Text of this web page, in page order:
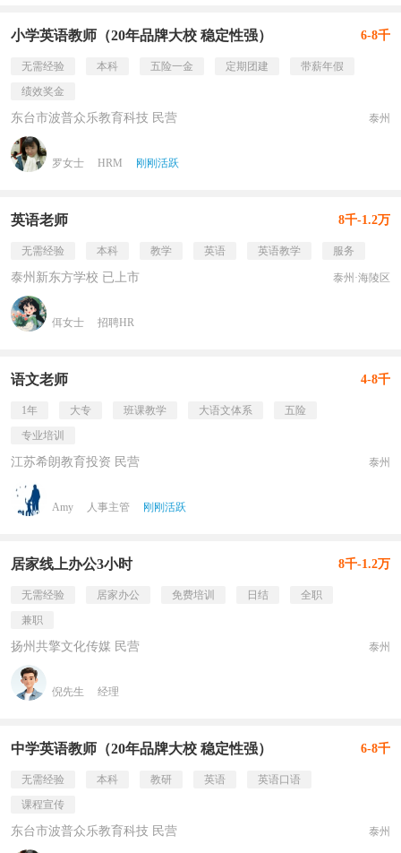
小学英语教师（20年品牌大校 稳定性强） 6-8千
无需经验 本科 五险一金 定期团建
带薪年假
绩效奖金
东台市波普众乐教育科技 民营 泰州
罗女士 HRM 刚刚活跃
英语老师 8千-1.2万
无需经验 本科 教学 英语 英语教学 服务
泰州新东方学校 已上市 泰州·海陵区
佴女士 招聘HR
语文老师 4-8千
1年 大专 班课教学 大语文体系
五险
专业培训
江苏希朗教育投资 民营 泰州
Amy 人事主管 刚刚活跃
居家线上办公3小时 8千-1.2万
无需经验 居家办公 免费培训 日结
全职
兼职
扬州共擎文化传媒 民营 泰州
倪先生 经理
中学英语教师（20年品牌大校 稳定性强） 6-8千
无需经验 本科 教研 英语
英语口语
课程宣传
东台市波普众乐教育科技 民营 泰州